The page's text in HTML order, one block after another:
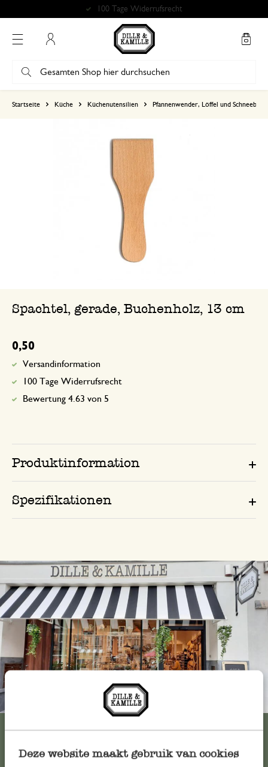
Deze website maakt gebruik van cookies
100 Tage Widerrufsrecht
Startseite Küche Küchenutensilien Pfannenwender, Löffel und
Spachtel, gerade, Buchenholz, 13 cm
0,50
Versandinformation
100 Tage Widerrufsrecht
Bewertung 4.63 von 5
Produktinformation
Spezifikationen
Immer in der Nähe